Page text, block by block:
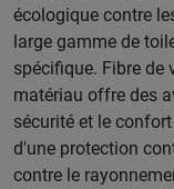
écologique contre
large gamme de
spécifique. Fibre de
matériau offre des
sécurité et le
d'une protection
contre le